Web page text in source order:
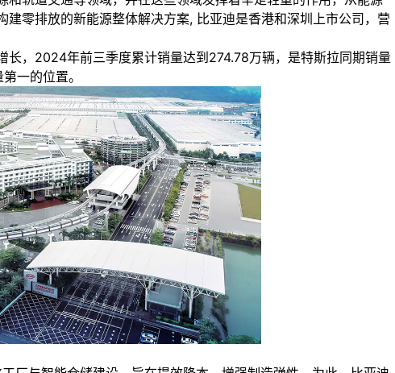
建零排放的新能源整体解决方案, 比亚迪是香港和深圳上市公司，营
，2024年前三季度累计销量达到274.78万辆，是特斯拉同期销量
一的位置。